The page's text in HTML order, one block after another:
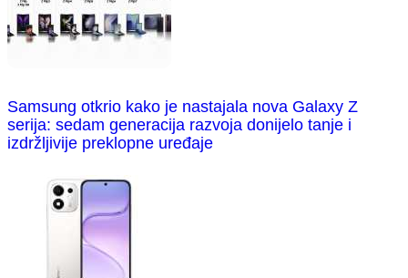
Samsung otkrio kako je nastajala nova Galaxy Z
serija: sedam generacija razvoja donijelo tanje i
izdržljivije preklopne uređaje